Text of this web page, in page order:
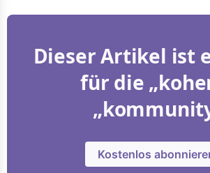
Dieser Artikel ist
für die
Kostenlos